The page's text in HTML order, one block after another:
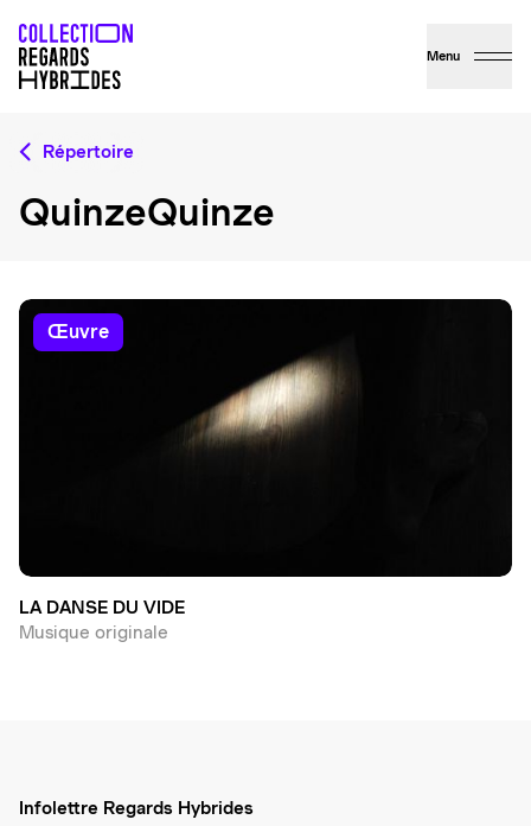
Menu
Répertoire
QuinzeQuinze
œuvre
LA DANSE DU VIDE
Musique originale
Infolettre Regards Hybrides